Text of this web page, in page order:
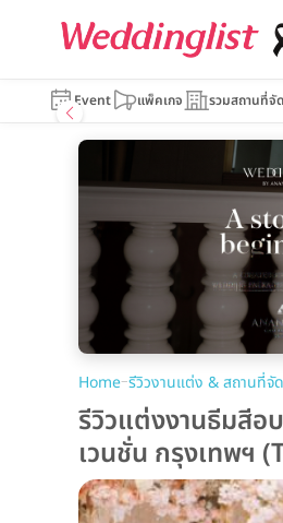
Event แพ็คเกจ รวมสถานที่จั
Home–รีวิวงานแต่ง & สถานที่จั
รีวิวแต่งงานธีมสีอ
เวนชั่น กรุงเทพ